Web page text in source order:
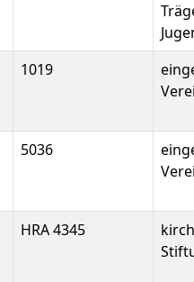
1019
5036
HRA 4345